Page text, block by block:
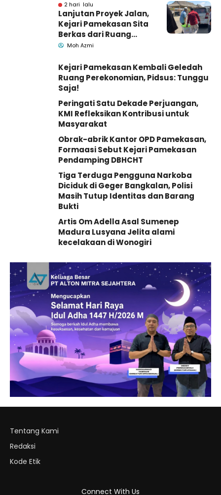
2 hari lalu
Lanjutan Proyek Jalan,
Kejari Pamekasan Sita
Berkas dari Ruang
Pemkab Pamekasan
Moh Azmi
Kejari Pamekasan Kembali Geledah
Ruang Perekonomian, Pidsus: Tunggu
Saja!
Peringati Satu Dekade Perjuangan,
KMI Refleksikan Kontribusi untuk
Masyarakat
Obrak-abrik Kantor OPD Pamekasan,
Formaasi Sebut Kejari Pamekasan
Pendamping DBHCHT
Tiga Terduga Pengguna Narkoba
Diciduk di Geger Bangkalan, Polisi
Masih Tutup Identitas dan Barang
Bukti
Artis Om Adella Asal Sumenep
Madura Lusyana Jelita alami
kecelakaan di Wonogiri
Tentang Kami
Redaksi
Kode Etik
Connect With Us